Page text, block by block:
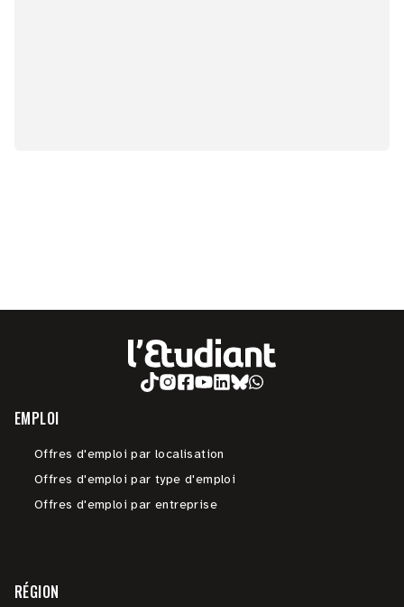
EMPLOI
Offres d'emploi par localisation
Offres d'emploi par type d'emploi
Offres d'emploi par entreprise
RÉGION